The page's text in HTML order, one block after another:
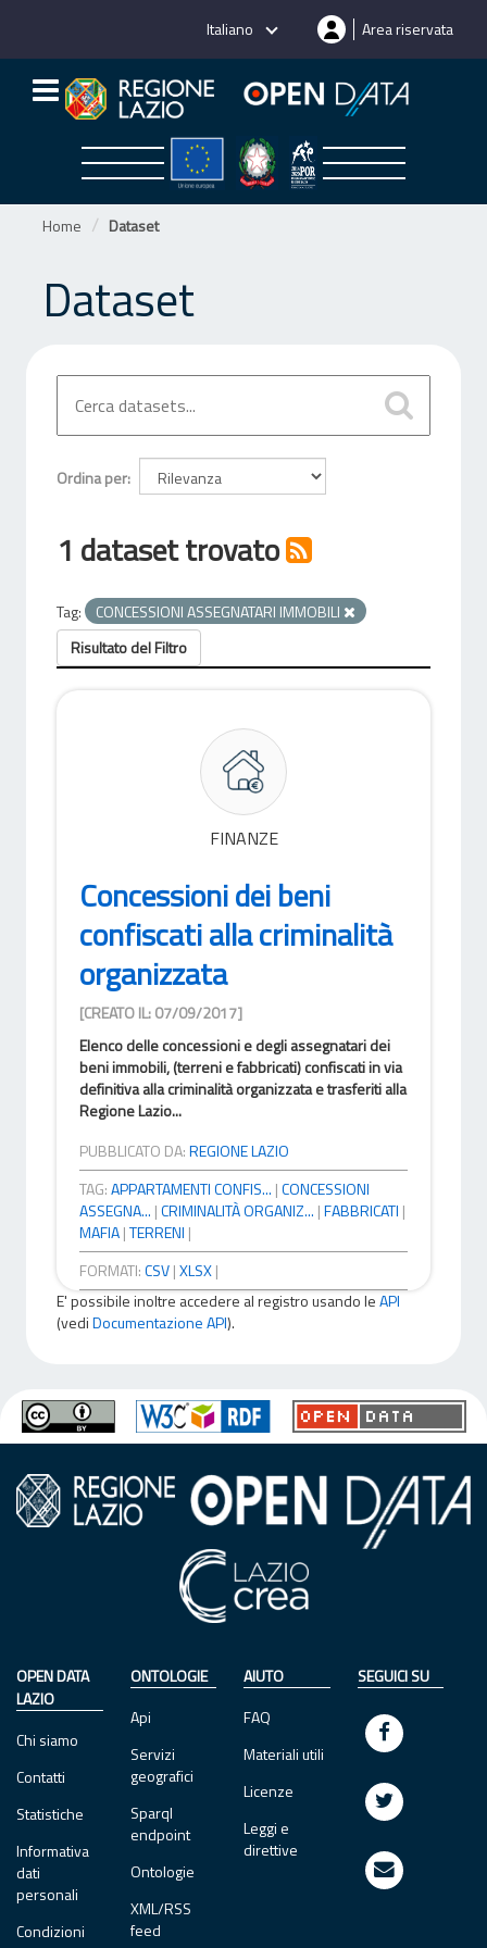
Italiano Area riservata
Home Dataset
Dataset
Ordina per
1 dataset trovato
Tag:
CONCESSIONI ASSEGNATARI IMMOBILI
Risultato del Filtro
FINANZE
Concessioni dei beni
confiscati alla criminalità
organizzata
[CREATO IL: 07/09/2017]
Elenco delle concessioni e degli assegnatari dei
beni immobili, (terreni e fabbricati) confiscati in via
definitiva alla criminalità organizzata e trasferiti alla
Regione Lazio...
PUBBLICATO DA:REGIONE LAZIO
TAG:APPARTAMENTI CONFIS... |CONCESSIONI
ASSEGNA... |CRIMINALITÀ ORGANIZ... |FABBRICATI |
MAFIA|TERRENI |
FORMATI:CSV|XLSX|
E' possibile inoltre accedere al registro usando leAPI
(vediDocumentazione API).
OPEN DATA
LAZIO
Chi siamo
Contatti
Statistiche
Informativa
dati
personali
Condizioni
ONTOLOGIE
Api
Servizi
geografici
Sparql
endpoint
Ontologie
XML/RSS
feed
AIUTO
FAQ
Materiali utili
Licenze
Leggi e
direttive
SEGUICI SU